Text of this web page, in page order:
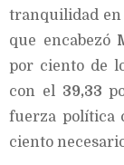
tranquilidad en
que encabezó
por ciento de
con el 39,33
fuerza política
ciento